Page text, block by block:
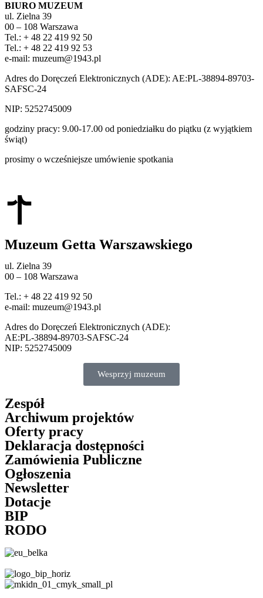
BIURO MUZEUM
ul. Zielna 39
00 – 108 Warszawa
Tel.: + 48 22 419 92 50
Tel.: + 48 22 419 92 53
e-mail: muzeum@1943.pl
Adres do Doręczeń Elektronicznych (ADE): AE:PL-38894-89703-
SAFSC-24
NIP: 5252745009
godziny pracy: 9.00-17.00 od poniedziałku do piątku (z wyjątkiem
świąt)
prosimy o wcześniejsze umówienie spotkania
Muzeum Getta Warszawskiego
ul. Zielna 39
00 – 108 Warszawa
Tel.: + 48 22 419 92 50
e-mail: muzeum@1943.pl
Adres do Doręczeń Elektronicznych (ADE):
AE:PL-38894-89703-SAFSC-24
NIP: 5252745009
Wesprzyj muzeum
Zespół
Archiwum projektów
Oferty pracy
Deklaracja dostępności
Zamówienia Publiczne
Ogłoszenia
Newsletter
Dotacje
BIP
RODO